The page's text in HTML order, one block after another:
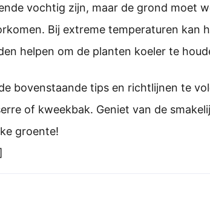
vochtig zijn, maar de grond moet
Bij extreme temperaturen kan
helpen om de planten koeler te
bovenstaande tips en richtlijnen te
of kweekbak. Geniet van de
groente!